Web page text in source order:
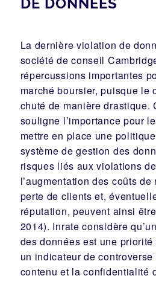
La dernière violation de
société de conseil
répercussions importantes
marché boursier, puisque le
chuté de manière drastique.
souligne l’importance pour
mettre en place une
système de gestion des
risques liés aux violations
l’augmentation des coûts
perte de clients et,
réputation, peuvent ainsi
2014). Inrate considère
des données est une
un indicateur de
contenu et la confidentialité